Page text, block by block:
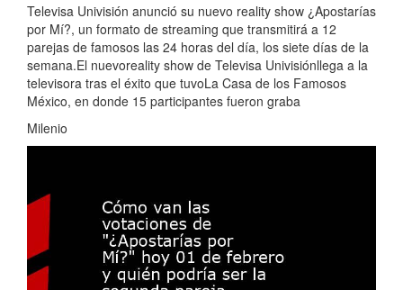
Televisa Univisión anunció su nuevo reality show ¿Apostarías
por Mí?, un formato de streaming que transmitirá a 12
parejas de famosos las 24 horas del día, los siete días de la
semana.El nuevoreality show de Televisa Univisiónllega a la
televisora tras el éxito que tuvoLa Casa de los Famosos
México, en donde 15 participantes fueron graba
Milenio